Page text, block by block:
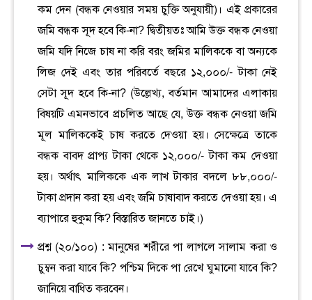
কম দেন (বন্ধক নেওয়ার সময় চুক্তি অনুযায়ী)। এই প্রকারের
জমি বন্ধক সূদ হবে কি-না? দ্বিতীয়তঃ আমি উক্ত বন্ধক নেওয়া
জমি যদি নিজে চাষ না করি বরং জমির মালিককে বা অন্যকে
লিজ দেই এবং তার পরিবর্তে বছরে ১২,০০০/- টাকা নেই
সেটা সূদ হবে কি-না? (উল্লেখ্য, বর্তমান আমাদের এলাকায়
বিষয়টি এমনভাবে প্রচলিত আছে যে, উক্ত বন্ধক নেওয়া জমি
মূল মালিককেই চাষ করতে দেওয়া হয়। সেক্ষেত্রে তাকে
বন্ধক বাবদ প্রাপ্য টাকা থেকে ১২,০০০/- টাকা কম দেওয়া
হয়। অর্থাৎ মালিককে এক লাখ টাকার বদলে ৮৮,০০০/-
টাকা প্রদান করা হয় এবং জমি চাষাবাদ করতে দেওয়া হয়। এ
ব্যাপারে হুকুম কি? বিস্তারিত জানতে চাই।)
প্রশ্ন (২০/১০০) : মানুষের শরীরে পা লাগলে সালাম করা ও
চুম্বন করা যাবে কি? পশ্চিম দিকে পা রেখে ঘুমানো যাবে কি?
জানিয়ে বাধিত করবেন।